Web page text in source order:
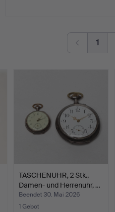
1
TASCHENUHR, 2 Stk.,
Damen- und Herrenuhr, …
Beendet 30. Mai 2026
1 Gebot